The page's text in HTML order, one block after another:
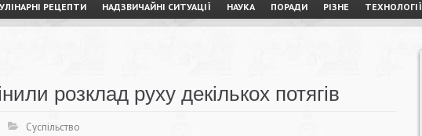
РЕЦЕПТИ НАДЗВИЧАЙНІ СИТУАЦІЇ НАУКА ПОРАДИ РІЗНЕ ТЕХНОЛОГІЇ
розклад руху декількох потягів
Суспільство